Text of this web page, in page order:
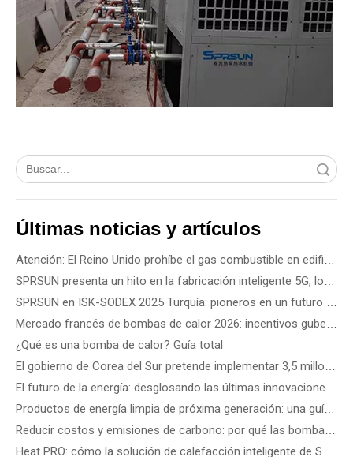
Últimas noticias y artículos
¿Qué es una bomba de calor? Guía total
Productos de energía limpia de próxima generación: una guía de los últimos dispositivos de energía eólica, solar de precisión y renovable